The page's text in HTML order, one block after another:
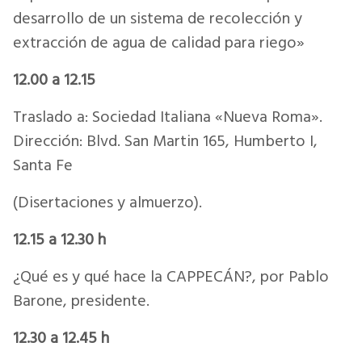
desarrollo de un sistema de recolección y
extracción de agua de calidad para riego»
12.00 a 12.15
Traslado a: Sociedad Italiana «Nueva Roma».
Dirección: Blvd. San Martin 165, Humberto I,
Santa Fe
(Disertaciones y almuerzo).
12.15 a 12.30 h
¿Qué es y qué hace la CAPPECÁN?, por Pablo
Barone, presidente.
12.30 a 12.45 h